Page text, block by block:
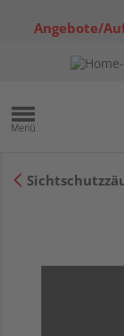
Angebote/